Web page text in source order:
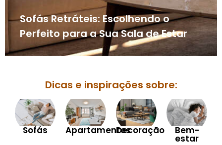
Sofás Retráteis: Escolhendo o
Perfeito para a Sua Sala de Estar
Dicas e inspirações sobre:
Sofás ApartamentosDecoração Bem-
estar